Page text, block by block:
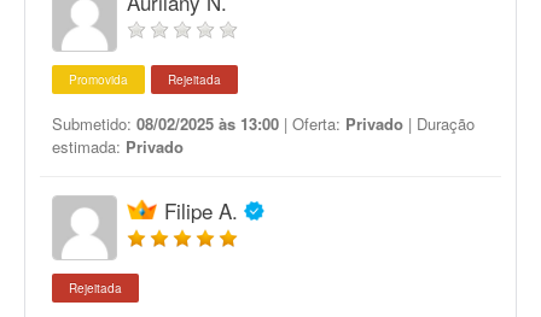
Promovida Rejeitada
Submetido: 08/02/2025 às 13:00 | Oferta: Privado | Duração
estimada: Privado
Filipe A.
Rejeitada